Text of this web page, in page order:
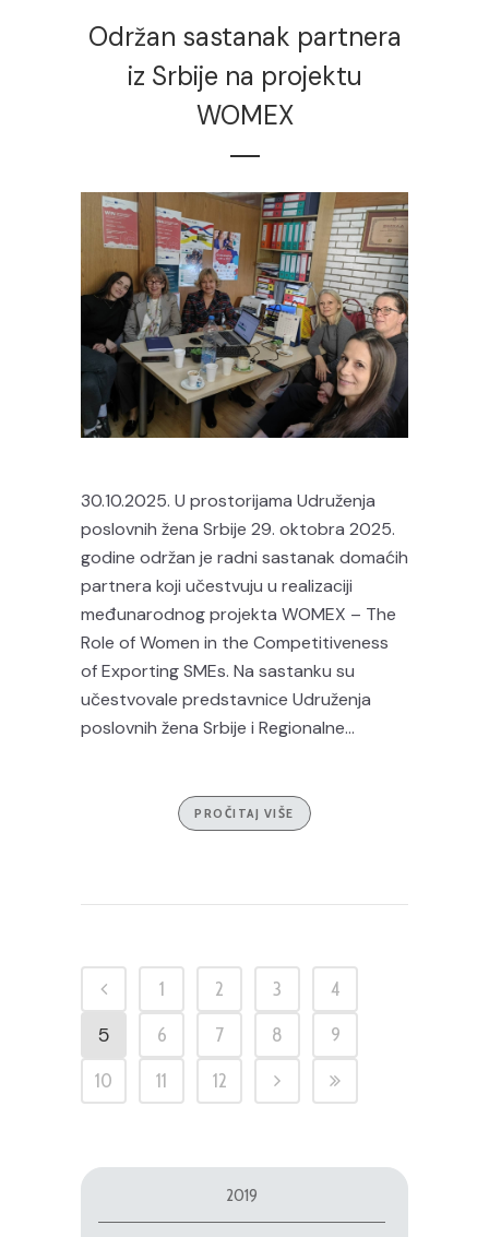
Održan sastanak partnera
iz Srbije na projektu
WOMEX
30.10.2025. U prostorijama Udruženja
poslovnih žena Srbije 29. oktobra 2025.
godine održan je radni sastanak domaćih
partnera koji učestvuju u realizaciji
međunarodnog projekta WOMEX – The
Role of Women in the Competitiveness
of Exporting SMEs. Na sastanku su
učestvovale predstavnice Udruženja
poslovnih žena Srbije i Regionalne...
PROČITAJ VIŠE
1 2 3 4
5 6 7 8
9
10
11 12
2019